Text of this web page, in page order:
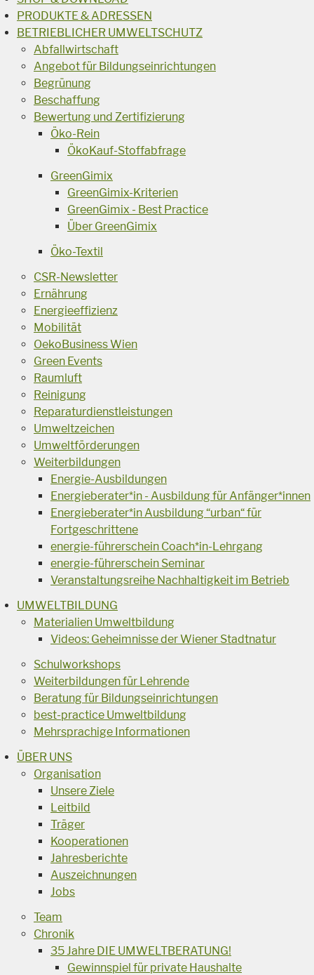
PRODUKTE & ADRESSEN
BETRIEBLICHER UMWELTSCHUTZ
Abfallwirtschaft
Angebot für Bildungseinrichtungen
Begrünung
Beschaffung
Bewertung und Zertifizierung
Öko-Rein
ÖkoKauf-Stoffabfrage
GreenGimix
GreenGimix-Kriterien
GreenGimix - Best Practice
Über GreenGimix
Öko-Textil
CSR-Newsletter
Ernährung
Energieeffizienz
Mobilität
OekoBusiness Wien
Green Events
Raumluft
Reinigung
Reparaturdienstleistungen
Umweltzeichen
Umweltförderungen
Weiterbildungen
Energie-Ausbildungen
Energieberater*in - Ausbildung für Anfänger*innen
Energieberater*in Ausbildung “urban“ für
Fortgeschrittene
energie-führerschein Coach*in-Lehrgang
energie-führerschein Seminar
Veranstaltungsreihe Nachhaltigkeit im Betrieb
UMWELTBILDUNG
Materialien Umweltbildung
Videos: Geheimnisse der Wiener Stadtnatur
Schulworkshops
Weiterbildungen für Lehrende
Beratung für Bildungseinrichtungen
best-practice Umweltbildung
Mehrsprachige Informationen
ÜBER UNS
Organisation
Unsere Ziele
Leitbild
Träger
Kooperationen
Jahresberichte
Auszeichnungen
Jobs
Team
Chronik
35 Jahre DIE UMWELTBERATUNG!
Gewinnspiel für private Haushalte